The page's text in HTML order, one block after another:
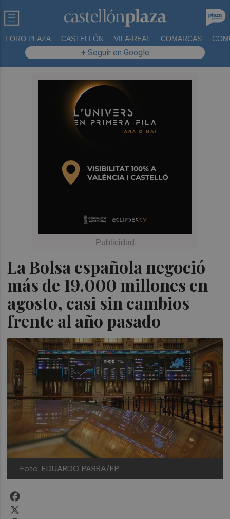
FORO PLAZA CASTELLÓN VILA-REAL COMARCAS
+ Seguir en Google
La Bolsa española negoció
más de 19.000 millones en
agosto, casi sin cambios
frente al año pasado
Foto: EDUARDO PARRA/EP